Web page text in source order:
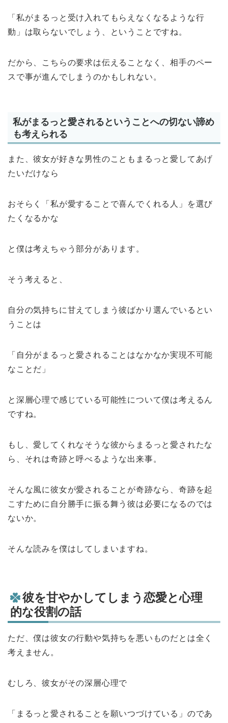
「私がまるっと受け入れてもらえなくなるような行
動」は取らないでしょう、ということですね。
だから、こちらの要求は伝えることなく、相手のペー
スで事が進んでしまうのかもしれない。
私がまるっと愛されるということへの切ない諦め
も考えられる
また、彼女が好きな男性のこともまるっと愛してあげ
たいだけなら
おそらく「私が愛することで喜んでくれる人」を選び
たくなるかな
と僕は考えちゃう部分があります。
そう考えると、
自分の気持ちに甘えてしまう彼ばかり選んでいるとい
うことは
「自分がまるっと愛されることはなかなか実現不可能
なことだ」
と深層心理で感じている可能性について僕は考えるん
ですね。
もし、愛してくれなそうな彼からまるっと愛されたな
ら、それは奇跡と呼べるような出来事。
そんな風に彼女が愛されることが奇跡なら、奇跡を起
こすために自分勝手に振る舞う彼は必要になるのでは
ないか。
そんな読みを僕はしてしまいますね。
彼を甘やかしてしまう恋愛と心理
的な役割の話
ただ、僕は彼女の行動や気持ちを悪いものだとは全く
考えません。
むしろ、彼女がその深層心理で
「まるっと愛されることを願いつづけている」のであ